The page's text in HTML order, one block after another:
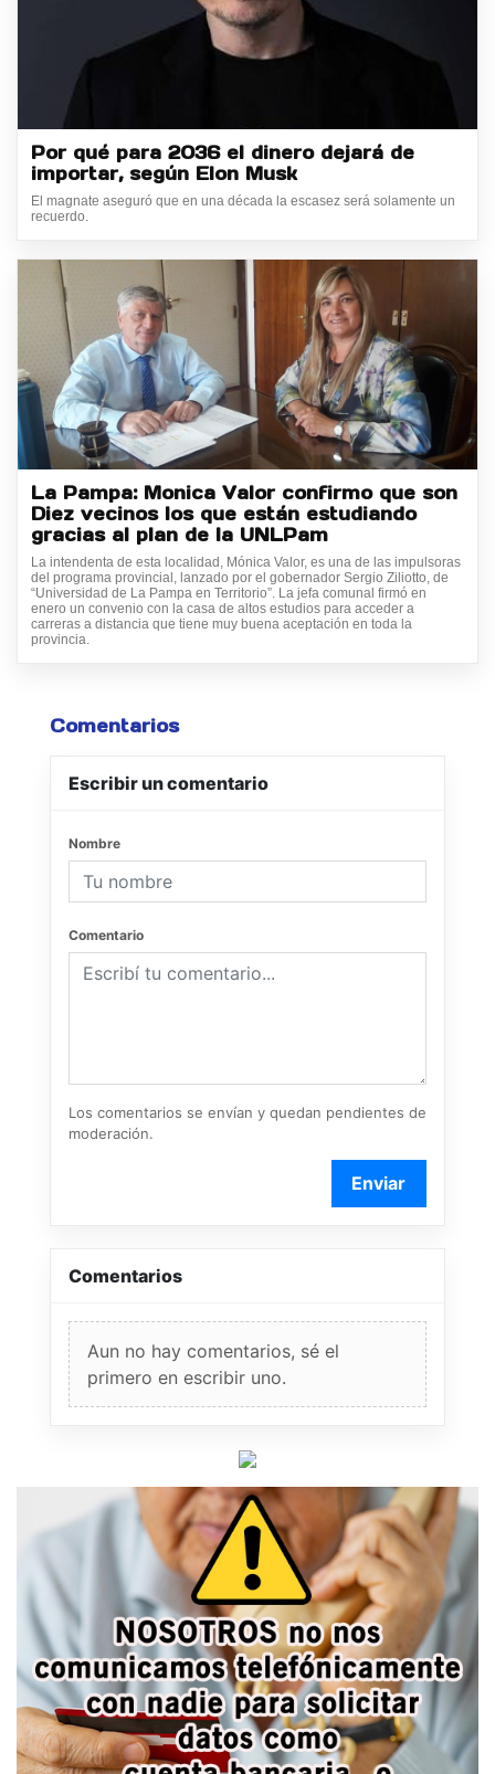
Por qué para 2036 el dinero dejará de
importar, según Elon Musk
El magnate aseguró que en una década la escasez será solamente un
recuerdo.
La Pampa: Monica Valor confirmo que son
Diez vecinos los que están estudiando
gracias al plan de la UNLPam
La intendenta de esta localidad, Mónica Valor, es una de las impulsoras
del programa provincial, lanzado por el gobernador Sergio Ziliotto, de
“Universidad de La Pampa en Territorio”. La jefa comunal firmó en
enero un convenio con la casa de altos estudios para acceder a
carreras a distancia que tiene muy buena aceptación en toda la
provincia.
Comentarios
Escribir un comentario
Nombre
Comentario
Los comentarios se envían y quedan pendientes de
moderación.
Enviar
Comentarios
Aun no hay comentarios, sé el
primero en escribir uno.